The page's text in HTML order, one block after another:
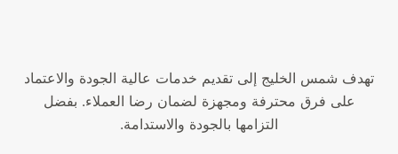
تهدف شمس الخليج إلى تقديم خدمات عالية الجودة والاعتماد
على فرق محترفة ومجهزة لضمان رضا العملاء. بفضل
التزامها بالجودة والاستدامة.